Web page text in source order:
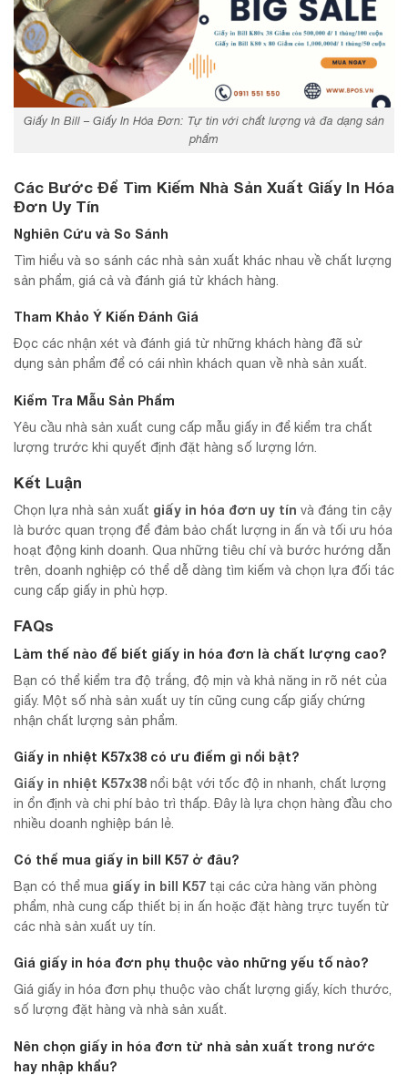
Giấy In Bill – Giấy In Hóa Đơn: Tự tin với chất lượng và đa dạng sản
phẩm
Các Bước Để Tìm Kiếm Nhà Sản Xuất Giấy In Hóa
Đơn Uy Tín
Nghiên Cứu và So Sánh
Tìm hiểu và so sánh các nhà sản xuất khác nhau về chất lượng
sản phẩm, giá cả và đánh giá từ khách hàng.
Tham Khảo Ý Kiến Đánh Giá
Đọc các nhận xét và đánh giá từ những khách hàng đã sử
dụng sản phẩm để có cái nhìn khách quan về nhà sản xuất.
Kiểm Tra Mẫu Sản Phẩm
Yêu cầu nhà sản xuất cung cấp mẫu giấy in để kiểm tra chất
lượng trước khi quyết định đặt hàng số lượng lớn.
Kết Luận
Chọn lựa nhà sản xuất giấy in hóa đơn uy tín và đáng tin cậy
là bước quan trọng để đảm bảo chất lượng in ấn và tối ưu hóa
hoạt động kinh doanh. Qua những tiêu chí và bước hướng dẫn
trên, doanh nghiệp có thể dễ dàng tìm kiếm và chọn lựa đối tác
cung cấp giấy in phù hợp.
FAQs
Làm thế nào để biết giấy in hóa đơn là chất lượng cao?
Bạn có thể kiểm tra độ trắng, độ mịn và khả năng in rõ nét của
giấy. Một số nhà sản xuất uy tín cũng cung cấp giấy chứng
nhận chất lượng sản phẩm.
Giấy in nhiệt K57x38 có ưu điểm gì nổi bật?
Giấy in nhiệt K57x38 nổi bật với tốc độ in nhanh, chất lượng
in ổn định và chi phí bảo trì thấp. Đây là lựa chọn hàng đầu cho
nhiều doanh nghiệp bán lẻ.
Có thể mua giấy in bill K57 ở đâu?
Bạn có thể mua giấy in bill K57 tại các cửa hàng văn phòng
phẩm, nhà cung cấp thiết bị in ấn hoặc đặt hàng trực tuyến từ
các nhà sản xuất uy tín.
Giá giấy in hóa đơn phụ thuộc vào những yếu tố nào?
Giá giấy in hóa đơn phụ thuộc vào chất lượng giấy, kích thước,
số lượng đặt hàng và nhà sản xuất.
Nên chọn giấy in hóa đơn từ nhà sản xuất trong nước
hay nhập khẩu?